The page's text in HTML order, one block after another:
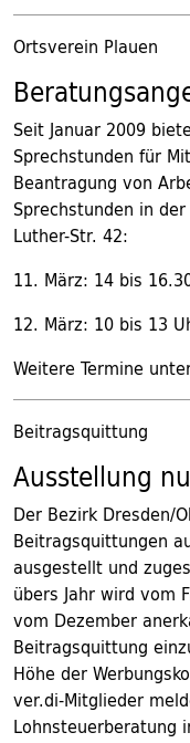
Ortsverein Plauen
Seit Januar 2009
Sprechstunden für
Beantragung von
Sprechstunden in
Luther-Str. 42:
11. März: 14 bis
12. März: 10 bis 13
Weitere Termine
Beitragsquittung
Ausstellung
Der Bezirk Dresden/
Beitragsquittungen
ausgestellt und
übers Jahr wird vom
vom Dezember
Beitragsquittung
Höhe der
ver.di-Mitglieder
Lohnsteuerberatung